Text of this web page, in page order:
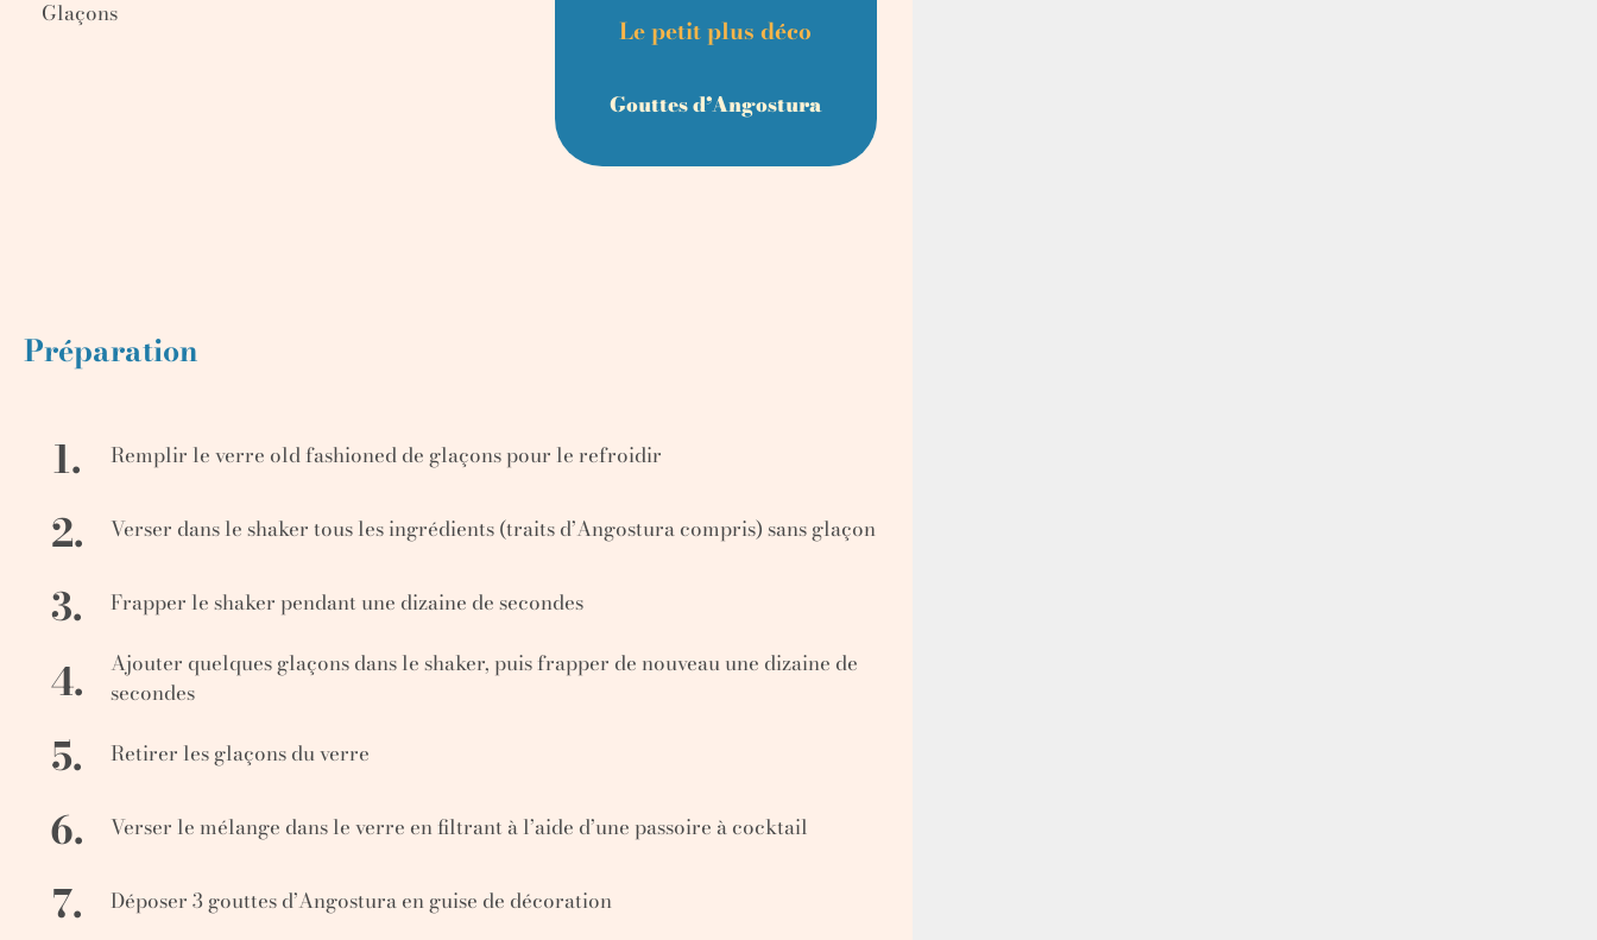
Glaçons
Le petit plus déco
Gouttes d’Angostura
Préparation
1. Remplir le verre old fashioned de glaçons pour le refroidir
2. Verser dans le shaker tous les ingrédients (traits d’Angostura compris) sans glaçon
3. Frapper le shaker pendant une dizaine de secondes
4.
Ajouter quelques glaçons dans le shaker, puis frapper de nouveau une dizaine de
secondes
5. Retirer les glaçons du verre
6. Verser le mélange dans le verre en filtrant à l’aide d’une passoire à cocktail
7. Déposer 3 gouttes d’Angostura en guise de décoration